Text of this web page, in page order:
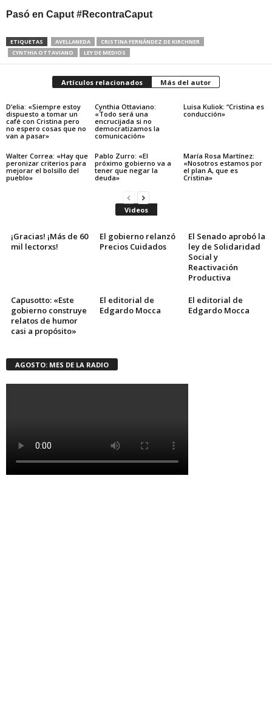
Pasó en Caput #RecontraCaput
ETIQUETAS AVELLANEDA
CRISTINA FERNÁNDEZ DE KIRCHNER
CYNTHIA OTTAVIANO
LEY DE MEDIOS
Artículos relacionados Más del autor
D’elia: «Siempre estoy
dispuesto a tomar un
café con Cristina pero
no espero cosas que no
van a pasar»
Cynthia Ottaviano:
«Todo será una
encrucijada si no
democratizamos la
comunicación»
Luisa Kuliok: “Cristina es
conducción»
Walter Correa: «Hay que
peronizar criterios para
mejorar el bolsillo del
pueblo»
Pablo Zurro: «El
próximo gobierno va a
tener que negar la
deuda»
María Rosa Martínez:
«Nosotros estamos por
el plan A, que es
Cristina»
Videos
¡Gracias! ¡Más de 60
mil lectorxs!
El gobierno relanzó
Precios Cuidados
El Senado aprobó la
ley de Solidaridad
Social y
Reactivación
Productiva
Capusotto: «Este
gobierno construye
relatos de humor
casi a propósito»
El editorial de
Edgardo Mocca
El editorial de
Edgardo Mocca
AGOSTO: MES DE LA RADIO